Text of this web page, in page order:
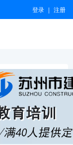
登录 | 注册